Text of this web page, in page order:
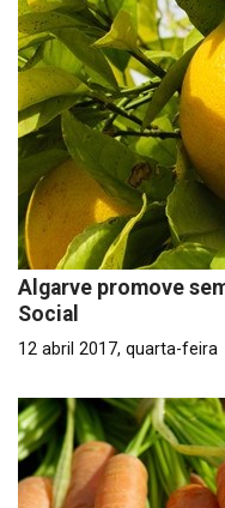
Algarve promove
Social
12 abril 2017, quarta-feira